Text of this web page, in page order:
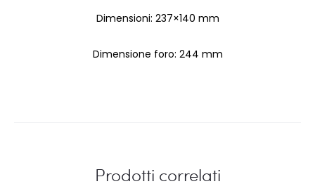
Dimensioni: 237×140 mm
Dimensione foro: 244 mm
Prodotti correlati